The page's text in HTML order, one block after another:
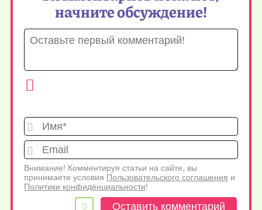
начните обсуждение!
Имя*
Внимание! Комментируя статьи на сайте, вы
принимаете условия Пользовательского соглашения и
Политики конфиденциальности!